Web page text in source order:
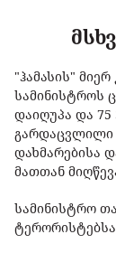
"ჰამასის"
სამინისტროს
დაიღუპა და 75
გარდაცვლილი
დახმარებისა
მათთან
სამინისტრო